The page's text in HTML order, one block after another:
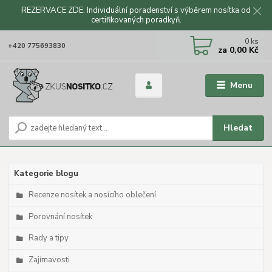
REZERVACE ZDE. Individuální poradenství s výběrem nosítka od
certifikovaných poradkyň.
Menu
Hledat
+420 775693830 0 ks
za 0,00 Kč
Kategorie blogu
Recenze nosítek a nosícího oblečení
Porovnání nosítek
Rady a tipy
Zajímavosti